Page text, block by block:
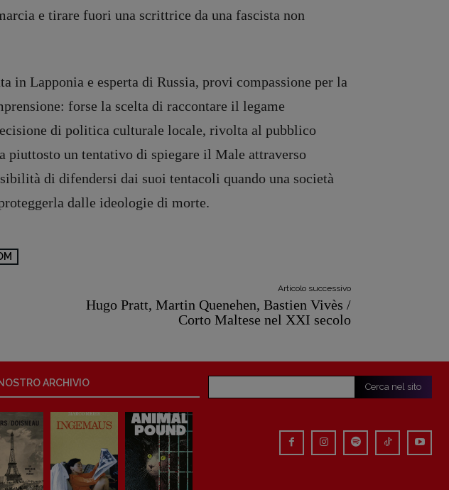
e tirare fuori una scrittrice da una fascista non
in Lapponia e esperta di Russia, provi compassione per la
forse la scelta di raccontare il legame
di politica culturale locale, rivolta al pubblico
piuttosto un tentativo di spiegare il Male attraverso
di difendersi dai suoi tentacoli quando una società
dalle ideologie di morte.
Articolo successivo
Hugo Pratt, Martin Quenehen, Bastien Vivès /
Corto Maltese nel XXI secolo
ARCHIVIO Cerca nel sito